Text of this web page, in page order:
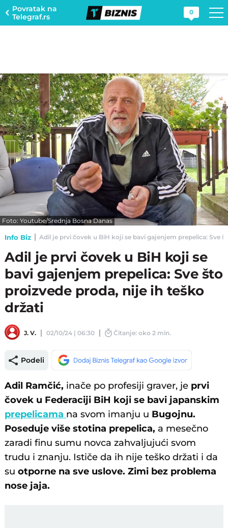
Povratak na
Telegraf.rs
0
Foto: Youtube/Srednja Bosna Danas
Info Biz Adil je prvi čovek u BiH koji se bavi gajenjem prepelica: Sve
Adil je prvi čovek u BiH koji se
bavi gajenjem prepelica: Sve što
proizvede proda, nije ih teško
držati
J. V. 02/10/24 | 06:30 Čitanje: oko 2 min.
Podeli
Adil Ramčić, inače po profesiji graver, je prvi
čovek u Federaciji BiH koji se bavi japanskim
prepelicama na svom imanju u Bugojnu.
Poseduje više stotina prepelica, a mesečno
zaradi finu sumu novca zahvaljujući svom
trudu i znanju. Ističe da ih nije teško držati i da
su otporne na sve uslove. Zimi bez problema
nose jaja.